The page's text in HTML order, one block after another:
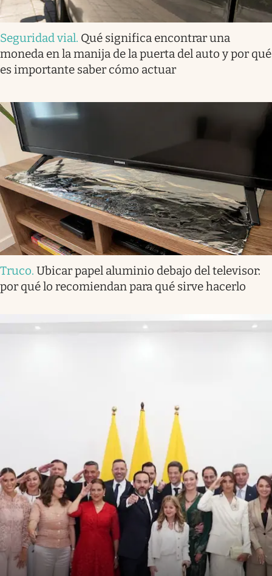
Seguridad vial. Qué significa encontrar una
moneda en la manija de la puerta del auto y por qué
es importante saber cómo actuar
Truco. Ubicar papel aluminio debajo del televisor:
por qué lo recomiendan para qué sirve hacerlo